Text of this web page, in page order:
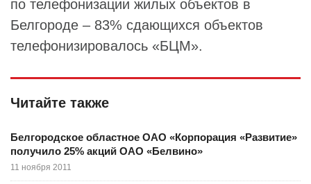
по телефонизации жилых объектов в
Белгороде – 83% сдающихся объектов
телефонизировалось «БЦМ».
Читайте также
Белгородское областное ОАО «Корпорация «Развитие»
получило 25% акций ОАО «Белвино»
11 ноября 2011